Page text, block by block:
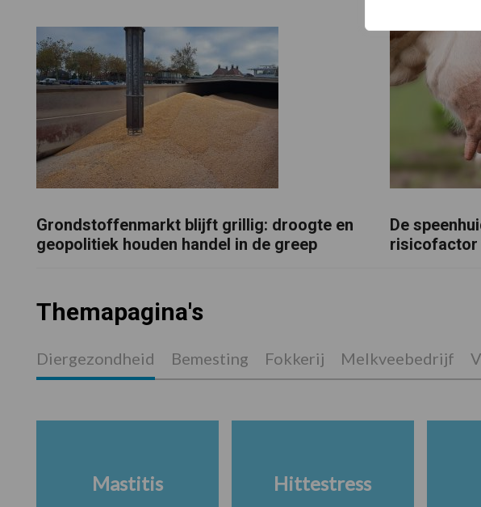
Grondstoffenmarkt blijft grillig: droogte en
geopolitiek houden handel in de greep
De
risicofactor
Themapagina's
Diergezondheid Bemesting Fokkerij Melkveebedrijf
Mastitis Hittestress